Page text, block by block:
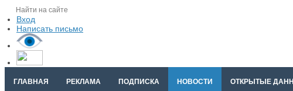
Вход
Написать письмо
ГЛАВНАЯ РЕКЛАМА ПОДПИСКА НОВОСТИ ОТКРЫТЫЕ